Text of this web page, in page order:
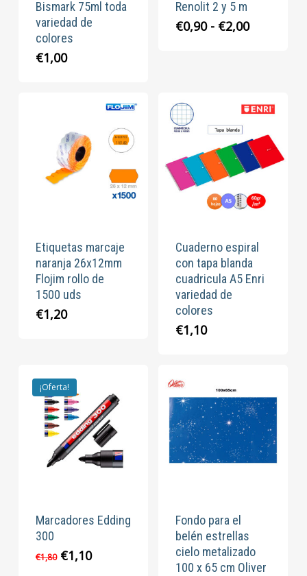
Bismark 75ml toda
variedad de
colores
€1,00
Renolit 2 y 5 m
€0,90 - €2,00Rango
hasta
€2,00
Etiquetas marcaje
naranja 26x12mm
Flojim rollo de
1500 uds
€1,20
Cuaderno espiral
con tapa blanda
cuadricula A5 Enri
variedad de
colores
€1,10
¡Oferta!
Marcadores Edding
300
€1,80 El
€1,10El
Fondo para el
belén estrellas
cielo metalizado
100 x 65 cm Oliver